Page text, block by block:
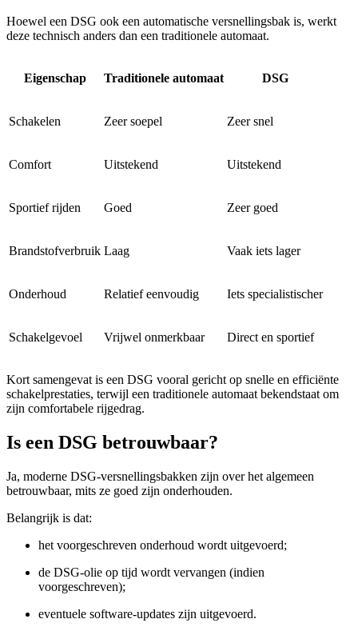
Hoewel een DSG ook een automatische versnellingsbak is, werkt
deze technisch anders dan een traditionele automaat.
Eigenschap Traditionele automaat DSG
Schakelen Zeer soepel Zeer snel
Comfort Uitstekend Uitstekend
Sportief rijden Goed Zeer goed
Brandstofverbruik Laag Vaak iets lager
Onderhoud Relatief eenvoudig Iets specialistischer
Schakelgevoel Vrijwel onmerkbaar Direct en sportief
Kort samengevat is een DSG vooral gericht op snelle en efficiënte
schakelprestaties, terwijl een traditionele automaat bekendstaat om
zijn comfortabele rijgedrag.
Is een DSG betrouwbaar?
Ja, moderne DSG-versnellingsbakken zijn over het algemeen
betrouwbaar, mits ze goed zijn onderhouden.
Belangrijk is dat:
het voorgeschreven onderhoud wordt uitgevoerd;
de DSG-olie op tijd wordt vervangen (indien
voorgeschreven);
eventuele software-updates zijn uitgevoerd.